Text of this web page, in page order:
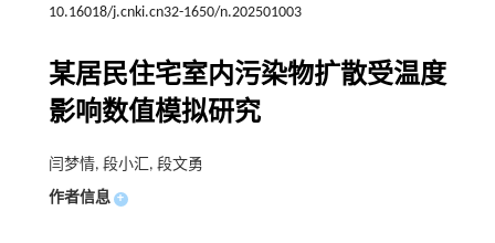
10.16018/j.cnki.cn32-1650/n.202501003
某居民住宅室内污染物扩散受温度
影响数值模拟研究
闫梦情, 段小汇, 段文勇
作者信息 +